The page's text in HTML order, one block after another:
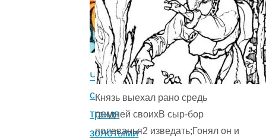
народная
сказка.
Сказка
о
принцессе.
Черт
с
тремя
золотыми
Князь выехал рано средь
гридней своихВ сыр-бор
полеванья2 изведать;Гонял он и